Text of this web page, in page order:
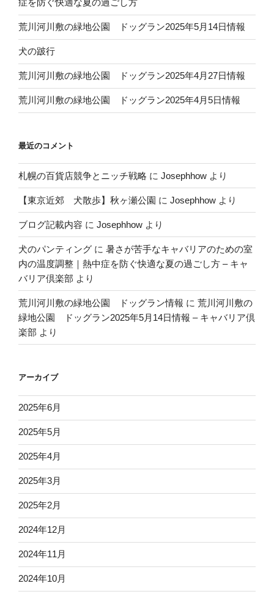
症を防ぐ快適な夏の過ごし方
荒川河川敷の緑地公園 ドッグラン2025年5月14日情報
犬の跛行
荒川河川敷の緑地公園 ドッグラン2025年4月27日情報
荒川河川敷の緑地公園 ドッグラン2025年4月5日情報
最近のコメント
札幌の百貨店競争とニッチ戦略 に Josephhow より
【東京近郊 犬散歩】秋ヶ瀬公園 に Josephhow より
ブログ記載内容 に Josephhow より
犬のパンティング に 暑さが苦手なキャバリアのための室
内の温度調整｜熱中症を防ぐ快適な夏の過ごし方 – キャ
バリア倶楽部 より
荒川河川敷の緑地公園 ドッグラン情報 に 荒川河川敷の
緑地公園 ドッグラン2025年5月14日情報 – キャバリア倶
楽部 より
アーカイブ
2025年6月
2025年5月
2025年4月
2025年3月
2025年2月
2024年12月
2024年11月
2024年10月